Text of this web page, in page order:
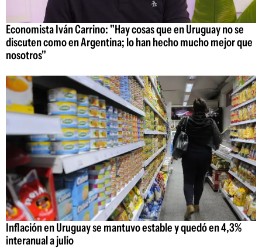
Economista Iván Carrino: "Hay cosas que en Uruguay no se
discuten como en Argentina; lo han hecho mucho mejor que
nosotros"
Inflación en Uruguay se mantuvo estable y quedó en 4,3%
interanual a julio